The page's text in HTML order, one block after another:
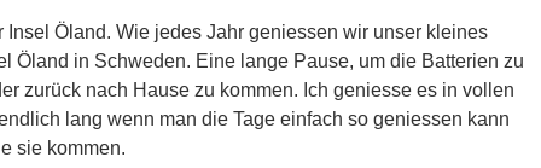
Öland. Wie jedes Jahr geniessen wir unser kleines
Öland in Schweden. Eine lange Pause, um die Batterien zu
zurück nach Hause zu kommen. Ich geniesse es in vollen
lang wenn man die Tage einfach so geniessen kann
sie kommen.